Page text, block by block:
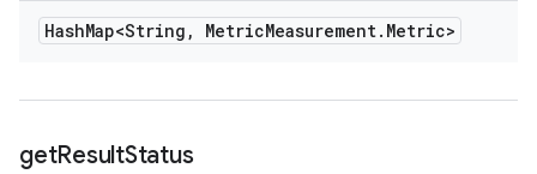
HashMap<String , MetricMeasurement. Metric>
getResultStatus